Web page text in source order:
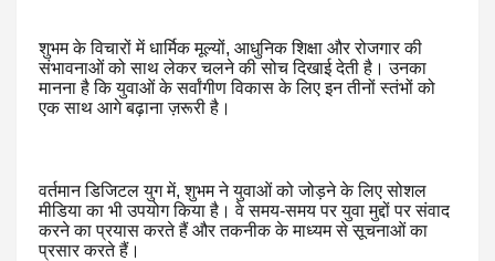
शुभम के विचारों में धार्मिक मूल्यों, आधुनिक शिक्षा और रोजगार की
संभावनाओं को साथ लेकर चलने की सोच दिखाई देती है। उनका
मानना है कि युवाओं के सर्वांगीण विकास के लिए इन तीनों स्तंभों को
एक साथ आगे बढ़ाना ज़रूरी है।
वर्तमान डिजिटल युग में, शुभम ने युवाओं को जोड़ने के लिए सोशल
मीडिया का भी उपयोग किया है। वे समय-समय पर युवा मुद्दों पर संवाद
करने का प्रयास करते हैं और तकनीक के माध्यम से सूचनाओं का
प्रसार करते हैं।